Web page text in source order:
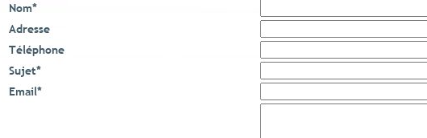
Nom*
Adresse
Téléphone
Sujet*
Email*